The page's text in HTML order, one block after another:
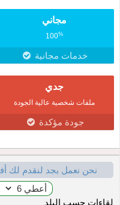
مجاني
100%
خدمات مجانية
جدي
ملفات شخصية عالية الجودة
جودة مؤكدة
نحن نعمل بجد لنقدم لك
لقاءات حسب البلد